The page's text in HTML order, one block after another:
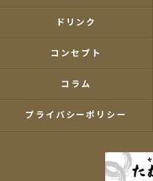
ドリンク
コンセプト
コラム
プライバシーポリシー